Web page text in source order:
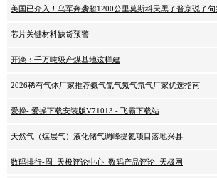
美国已介入！乌军奔袭超1200公里莫斯科天黑了普京说了句
芯片关键材料缺货预警
开滦：千万吨级产煤基地这样建
2026稀有气体厂家推荐氨气氙气氖气氘气厂家优选指南
爱操- 爱操下载安装版V71013 - 飞霸下载站
天然气（煤层气）液化储气调峰提氦项目落地兴县
数码排行-周_天极评论中心_数码产品评论_天极网